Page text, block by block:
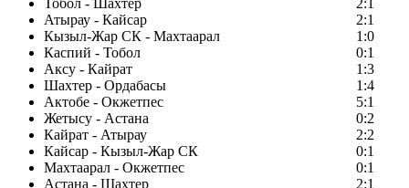
Тобол - Шахтер
2:1
Атырау - Кайсар
2:1
Кызыл-Жар СК - Махтаарал
1:0
Каспий - Тобол
0:1
Аксу - Кайрат
1:3
Шахтер - Ордабасы
1:4
Актобе - Окжетпес
5:1
Жетысу - Астана
0:2
Кайрат - Атырау
2:2
Кайсар - Кызыл-Жар СК
0:1
Махтаарал - Окжетпес
0:1
Астана - Шахтер
2:1